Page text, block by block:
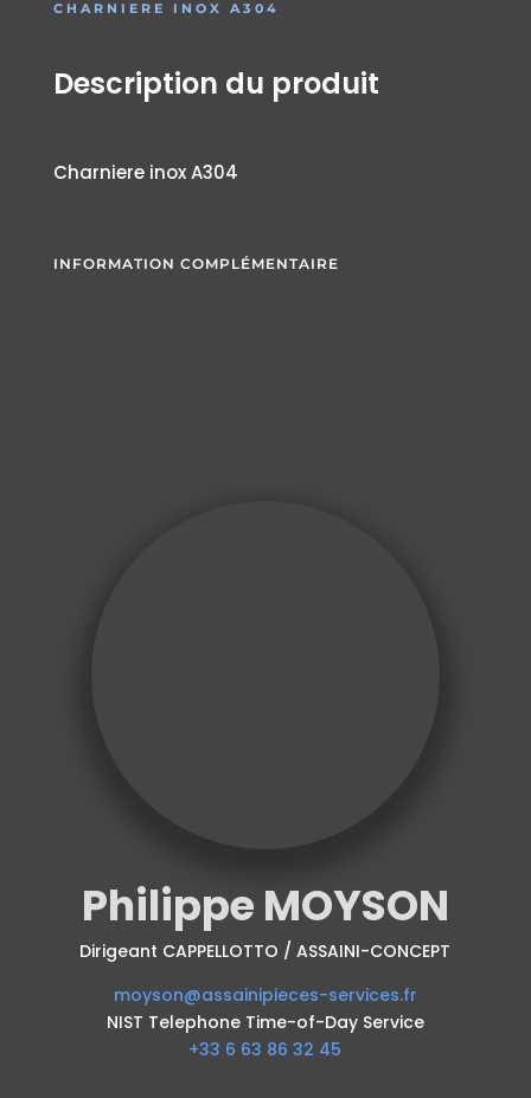
CHARNIERE INOX A304
Description du produit
Charniere inox A304
INFORMATION COMPLÉMENTAIRE
Philippe MOYSON
Dirigeant CAPPELLOTTO / ASSAINI-CONCEPT
moyson@assainipieces-services.fr
NIST Telephone Time-of-Day Service
+33 6 63 86 32 45